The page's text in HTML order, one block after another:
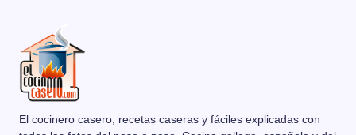
El cocinero casero, recetas caseras y fáciles explicadas con